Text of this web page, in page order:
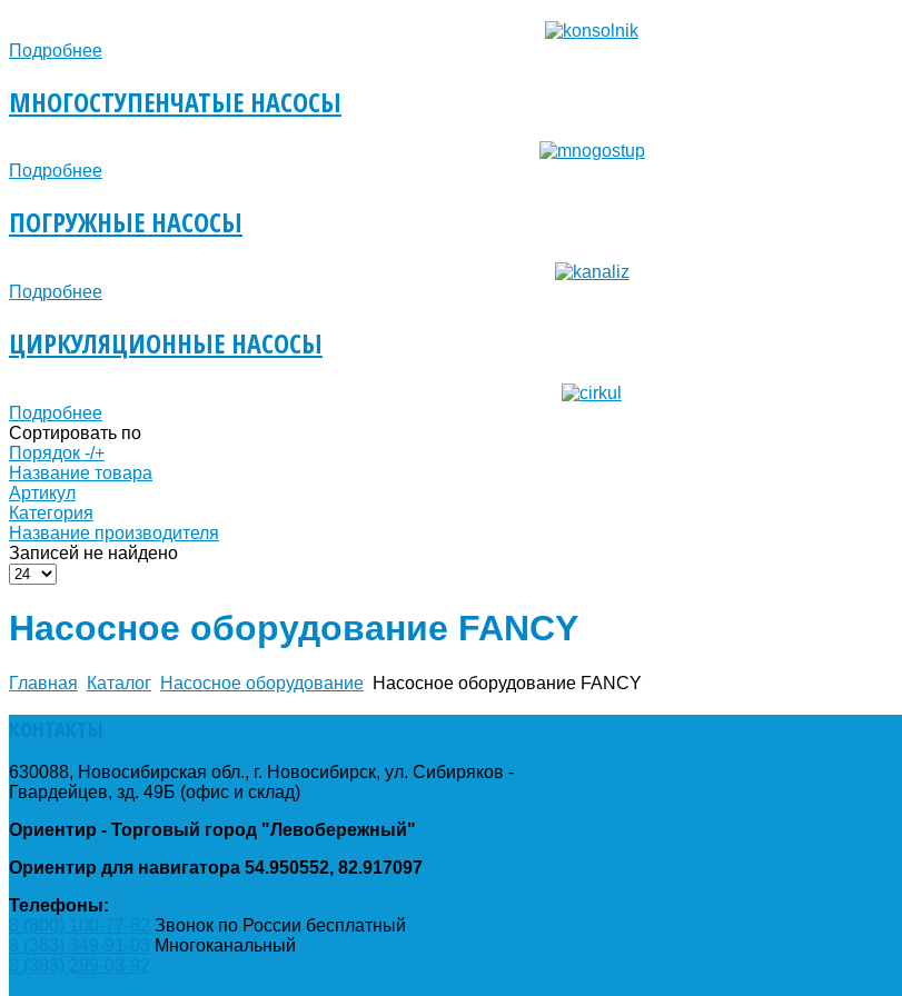
Подробнее
МНОГОСТУПЕНЧАТЫЕ НАСОСЫ
Подробнее
ПОГРУЖНЫЕ НАСОСЫ
Подробнее
ЦИРКУЛЯЦИОННЫЕ НАСОСЫ
Подробнее
Сортировать по
Порядок -/+
Название товара
Артикул
Категория
Название производителя
Записей не найдено
Насосное оборудование FANCY
Главная Каталог Насосное оборудование Насосное оборудование FANCY
630088, Новосибирская обл., г. Новосибирск, ул. Сибиряков -
Гвардейцев, зд. 49Б (офис и склад)
Ориентир - Торговый город "Левобережный"
Ориентир для навигатора 54.950552, 82.917097
Телефоны:
Звонок по России бесплатный
Многоканальный